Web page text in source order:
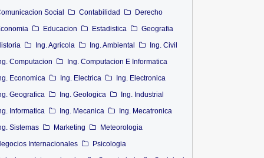
Social
Contabilidad
Derecho
Educacion Estadistica
Geografia
Ing. Agricola Ing. Ambiental
Ing. Civil
Computacion
Ing. Computacion E Informatica
Economica
Ing. Electrica
Ing. Electronica
Geografica
Ing. Geologica
Ing. Industrial
Informatica
Ing. Mecanica
Ing. Mecatronica
Sistemas
Marketing
Meteorologia
Internacionales
Psicologia